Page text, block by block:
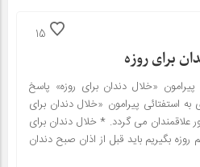
15
برای روزه
«خلال دندان برای روزه» پاسخ
استفتائی پیرامون «خلال دندان برای
علاقمندان می گردد. * خلال دندان برای
روزه بگیریم باید قبل از اذان صبح دندان